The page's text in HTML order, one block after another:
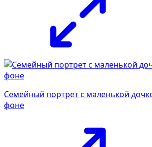
Семейный портрет с маленькой
фоне